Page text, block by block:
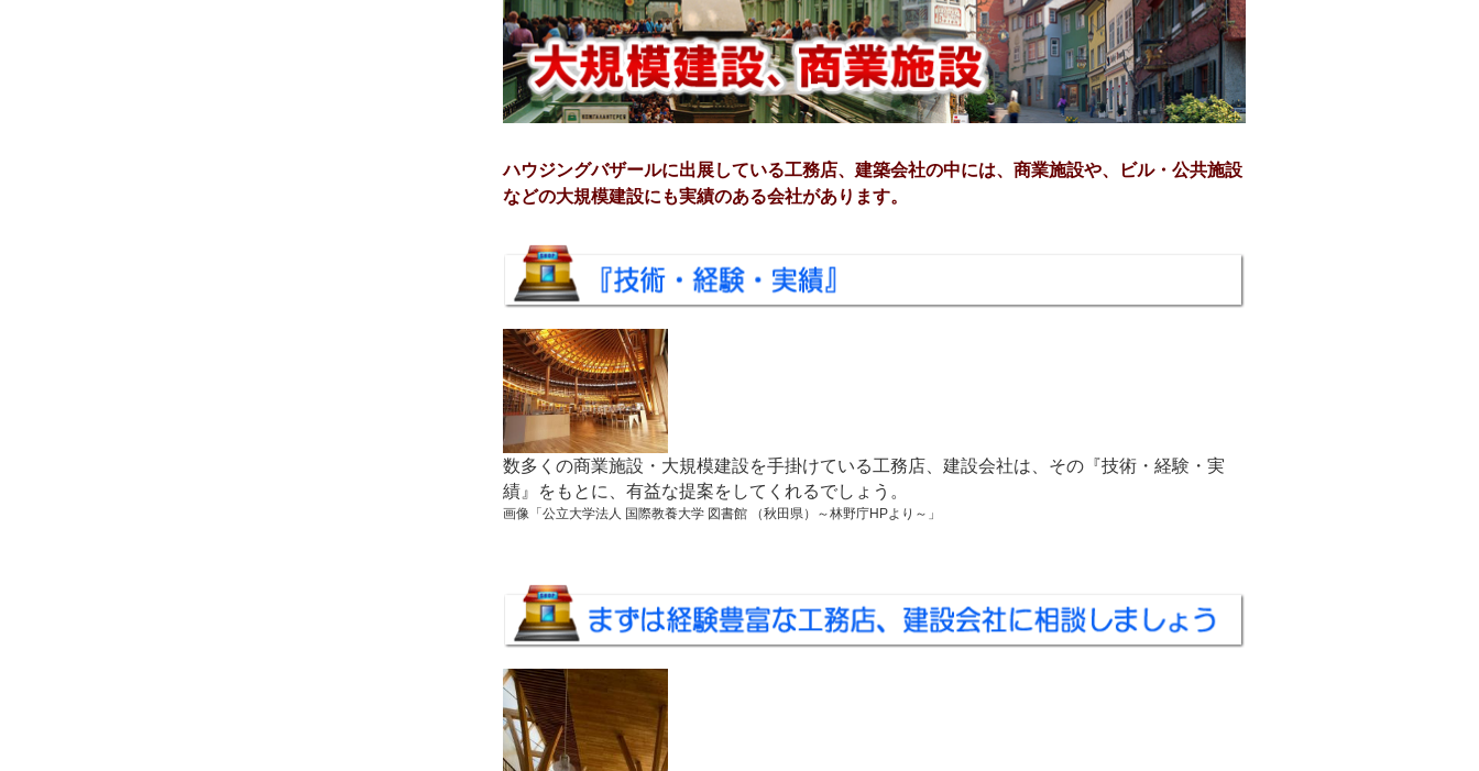
ハウジングバザールに出展している工務店、建築会社の中には、商業施設や、ビル・公共施設
などの大規模建設にも実績のある会社があります。
数多くの商業施設・大規模建設を手掛けている工務店、建設会社は、その『技術・経験・実
績』をもとに、有益な提案をしてくれるでしょう。
画像「公立大学法人 国際教養大学 図書館 （秋田県）～林野庁HPより～」